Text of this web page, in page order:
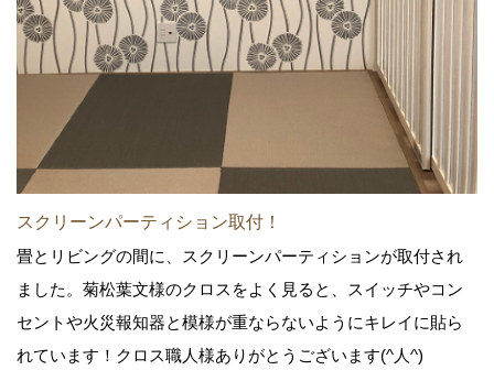
スクリーンパーティション取付！
畳とリビングの間に、スクリーンパーティションが取付され
ました。菊松葉文様のクロスをよく見ると、スイッチやコン
セントや火災報知器と模様が重ならないようにキレイに貼ら
れています！クロス職人様ありがとうございます(^人^)